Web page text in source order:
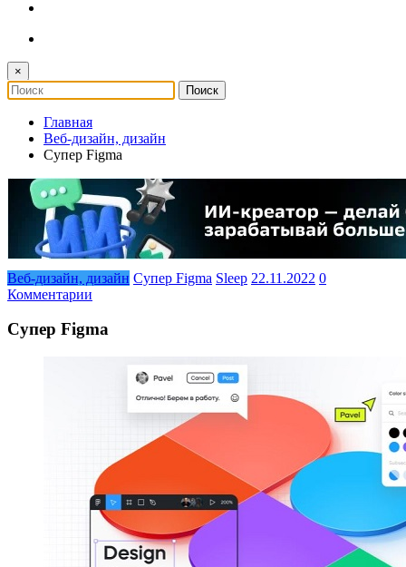
×
Главная
Веб-дизайн, дизайн
Супер Figma
Веб-дизайн, дизайн Супер Figma Sleep 22.11.2022 0
Комментарии
Супер Figma